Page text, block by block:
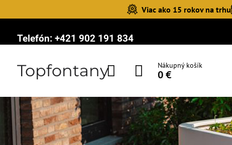
Viac ako 15 rokov na trhu
Telefón: +421 902 191 834
Topfontany Nákupný košík
0 €